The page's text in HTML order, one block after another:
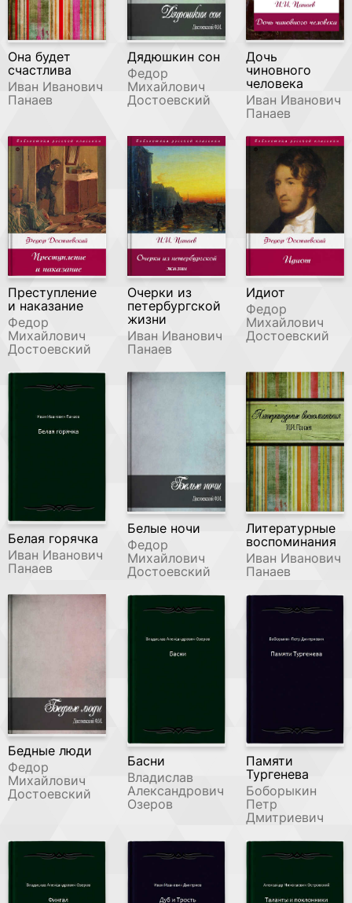
Она будет
счастлива
Иван Иванович
Панаев
Дядюшкин сон
Федор
Михайлович
Достоевский
Дочь
чиновного
человека
Иван Иванович
Панаев
Преступление
и наказание
Федор
Михайлович
Достоевский
Очерки из
петербургской
жизни
Иван Иванович
Панаев
Идиот
Федор
Михайлович
Достоевский
Белая горячка
Иван Иванович
Панаев
Белые ночи
Федор
Михайлович
Достоевский
Литературные
воспоминания
Иван Иванович
Панаев
Бедные люди
Федор
Михайлович
Достоевский
Басни
Владислав
Александрович
Озеров
Памяти
Тургенева
Боборыкин
Петр
Дмитриевич